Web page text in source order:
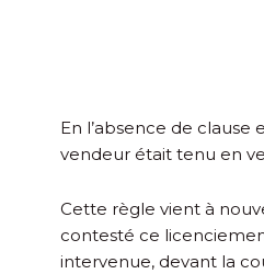
En l’absence de
vendeur était tenu en
Cette règle vient à
contesté ce
intervenue, devant la